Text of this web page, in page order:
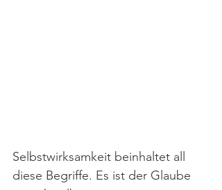
Selbstwirksamkeit beinhaltet all
diese Begriffe. Es ist der Glaube